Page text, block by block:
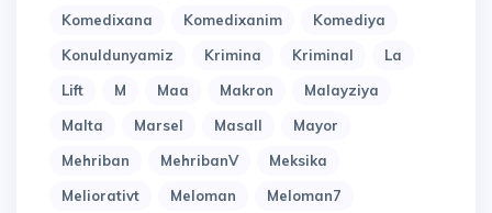
Komedixana
Komedixanim
Komediya
Konuldunyamiz
Krimina Kriminal
La
Lift
M Maa Makron
Malayziya
Malta
Marsel Masall
Mayor
Mehriban
MehribanV
Meksika
Meliorativt
Meloman
Meloman7